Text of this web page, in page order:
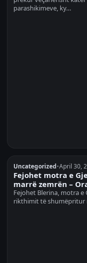
parashikimeve, ky…
Uncategorized•April 30,
Fejohet motra e
marrë zemrën –
Fejohet Blerina, motra
rikthimit të shumëpritur